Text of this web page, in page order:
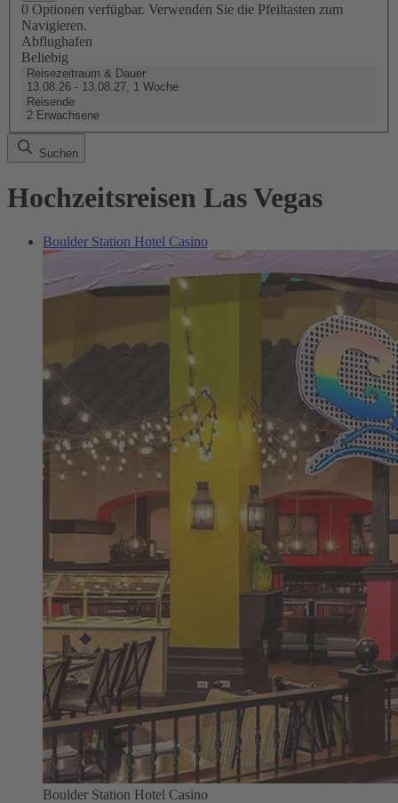
0 Optionen verfügbar. Verwenden Sie die Pfeiltasten zum
Navigieren.
Abflughafen
Beliebig
Reisezeitraum & Dauer
13.08.26 - 13.08.27, 1 Woche
Reisende
2 Erwachsene
Suchen
Hochzeitsreisen Las Vegas
Boulder Station Hotel Casino
Boulder Station Hotel Casino